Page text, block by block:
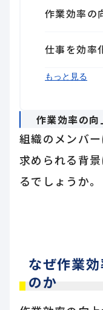
作業効率の
仕事を効率
作業効率が
作業効率を
まとめ
もっと見る
作業効率の向
組織のメンバ
求められる背
るでしょうか。
なぜ作業
のか